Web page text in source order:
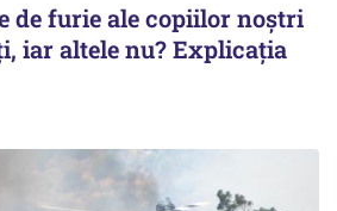
de furie ale copiilor noștri
iar altele nu? Explicația